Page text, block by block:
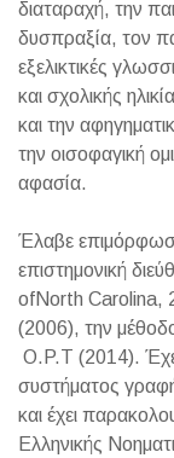
διαταραχή, την
δυσπραξία, τον
εξελικτικές
και σχολικής
και την
την οισοφαγική
αφασία.
Έλαβε
επιστημονική
ofNorth Carolina,
(2006), την
O.P.T (2014).
συστήματος
και έχει
Ελληνικής